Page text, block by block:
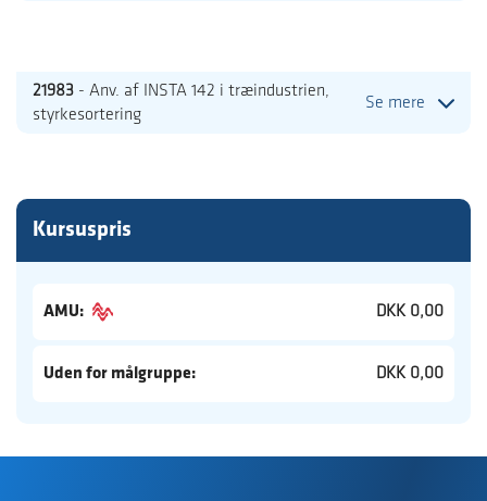
21983 - Anv. af INSTA 142 i træindustrien,
styrkesortering
Se mere
Kursuspris
AMU: DKK 0,00
Uden for målgruppe: DKK 0,00